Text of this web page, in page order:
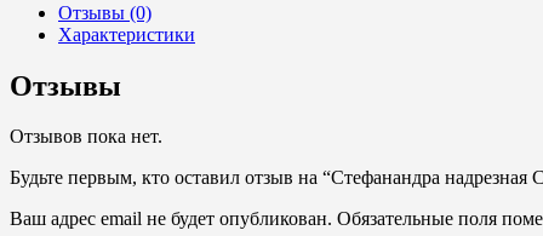
Отзывы (0)
Характеристики
Отзывы
Отзывов пока нет.
Будьте первым, кто оставил отзыв на “Стефанандра надрезная
Ваш адрес email не будет опубликован. Обязательные поля